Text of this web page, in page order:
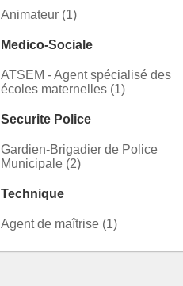
Animateur (1)
Medico-Sociale
ATSEM - Agent spécialisé des
écoles maternelles (1)
Securite Police
Gardien-Brigadier de Police
Municipale (2)
Technique
Agent de maîtrise (1)